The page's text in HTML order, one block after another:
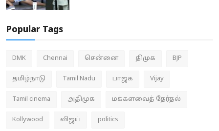
Popular Tags
DMK Chennai சென்னை திமுக BJP
தமிழ்நாடு Tamil Nadu பாஜக Vijay
Tamil cinema அதிமுக மக்களவைத் தேர்தல்
Kollywood விஜய் politics